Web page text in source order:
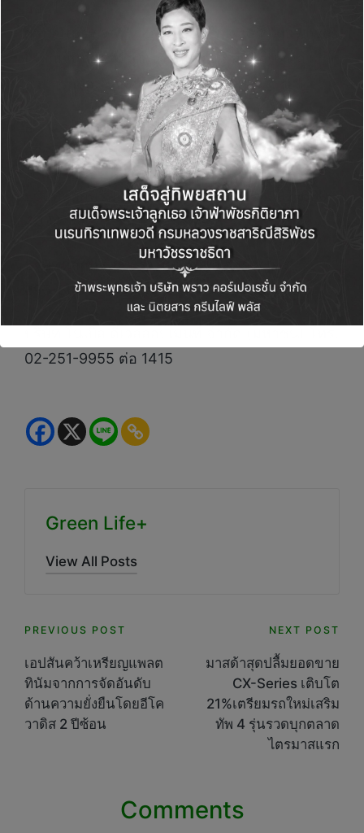
ผ่านhttps://www.kasikornbank.com/kmyinves
t (ยกเว้นบุคคลสัญชาติต่างด้าว และนิติบุคคล
สามารถจองซื้อผ่านสำนักงานใหญ่และสาขา)
ธนาคารซีไอเอ็มบี ไทย จำกัด (มหาชน) โทร. 02-
626-7777
บริษัทหลักทรัพย์ เอเซีย พลัส จำกัด โทร. 02-680-
บริษัทหลักทรัพย์ กรุงไทย ซีมิโก้ จำกัด โทร. 02-
695-5000
02-251-9955 ต่อ 1415
Green Life+
View All Posts
Post
navigation
PREVIOUS POST
เอปสันคว้าเหรียญแพลต
ทินัมจากการจัดอันดับ
ด้านความยั่งยืนโดยอีโค
วาดิส 2 ปีซ้อน
NEXT POST
มาสด้าสุดปลื้มยอดขาย
CX-Series เติบโต
21%เตรียมรถใหม่เสริม
ทัพ 4 รุ่นรวดบุกตลาด
ไตรมาสแรก
Comments